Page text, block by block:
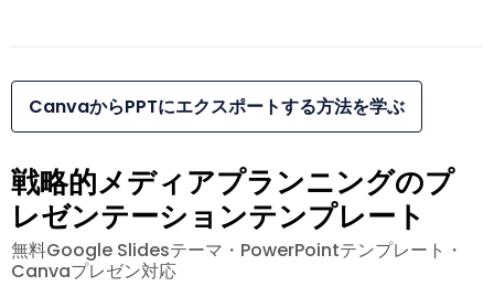
CanvaからPPTにエクスポートする方法を学ぶ
戦略的メディアプランニングのプ
レゼンテーションテンプレート
無料Google Slidesテーマ・PowerPointテンプレート・
Canvaプレゼン対応